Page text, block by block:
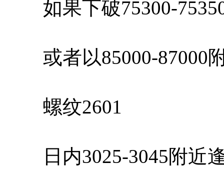
如果下破75300-
或者以85000-87000
螺纹2601
日内3025-3045附近